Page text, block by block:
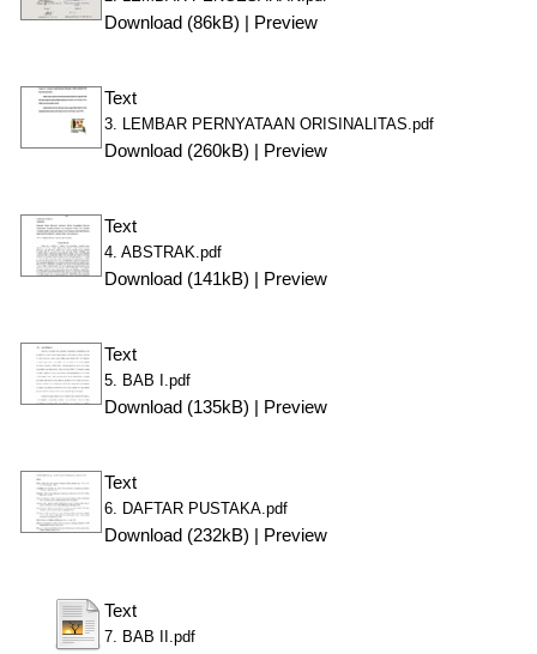
Download (86kB) Preview
Text
3. LEMBAR PERNYATAAN ORISINALITAS.pdf
Download (260kB) Preview
Text
4. ABSTRAK.pdf
Download (141kB) Preview
Text
5. BAB I.pdf
Download (135kB) Preview
Text
6. DAFTAR PUSTAKA.pdf
Download (232kB) Preview
Text
7. BAB II.pdf